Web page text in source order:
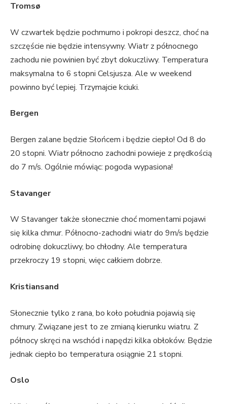
Tromsø
W czwartek będzie pochmurno i pokropi deszcz, choć na
szczęście nie będzie intensywny. Wiatr z północnego
zachodu nie powinien być zbyt dokuczliwy. Temperatura
maksymalna to 6 stopni Celsjusza. Ale w weekend
powinno być lepiej. Trzymajcie kciuki.
Bergen
Bergen zalane będzie Słońcem i będzie ciepło! Od 8 do
20 stopni. Wiatr północno zachodni powieje z prędkością
do 7 m/s. Ogólnie mówiąc: pogoda wypasiona!
Stavanger
W Stavanger także słonecznie choć momentami pojawi
się kilka chmur. Północno-zachodni wiatr do 9m/s będzie
odrobinę dokuczliwy, bo chłodny. Ale temperatura
przekroczy 19 stopni, więc całkiem dobrze.
Kristiansand
Słonecznie tylko z rana, bo koło południa pojawią się
chmury. Związane jest to ze zmianą kierunku wiatru. Z
północy skręci na wschód i napędzi kilka obłoków. Będzie
jednak ciepło bo temperatura osiągnie 21 stopni.
Oslo